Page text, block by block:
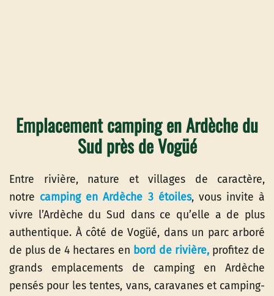
Emplacement camping en Ardèche du
Sud près de Vogüé
Entre rivière, nature et villages de caractère,
notre camping en Ardèche 3 étoiles, vous invite à
vivre l’Ardèche du Sud dans ce qu’elle a de plus
authentique. À côté de Vogüé, dans un parc arboré
de plus de 4 hectares en bord de rivière,profitez de
grands emplacements de camping en Ardèche
pensés pour les tentes, vans, caravanes et camping-